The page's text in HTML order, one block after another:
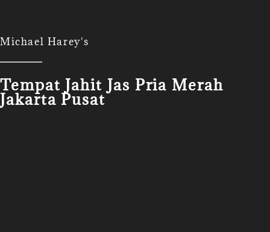
Michael Harey's
Tempat Jahit Jas Pria Merah
Jakarta Pusat